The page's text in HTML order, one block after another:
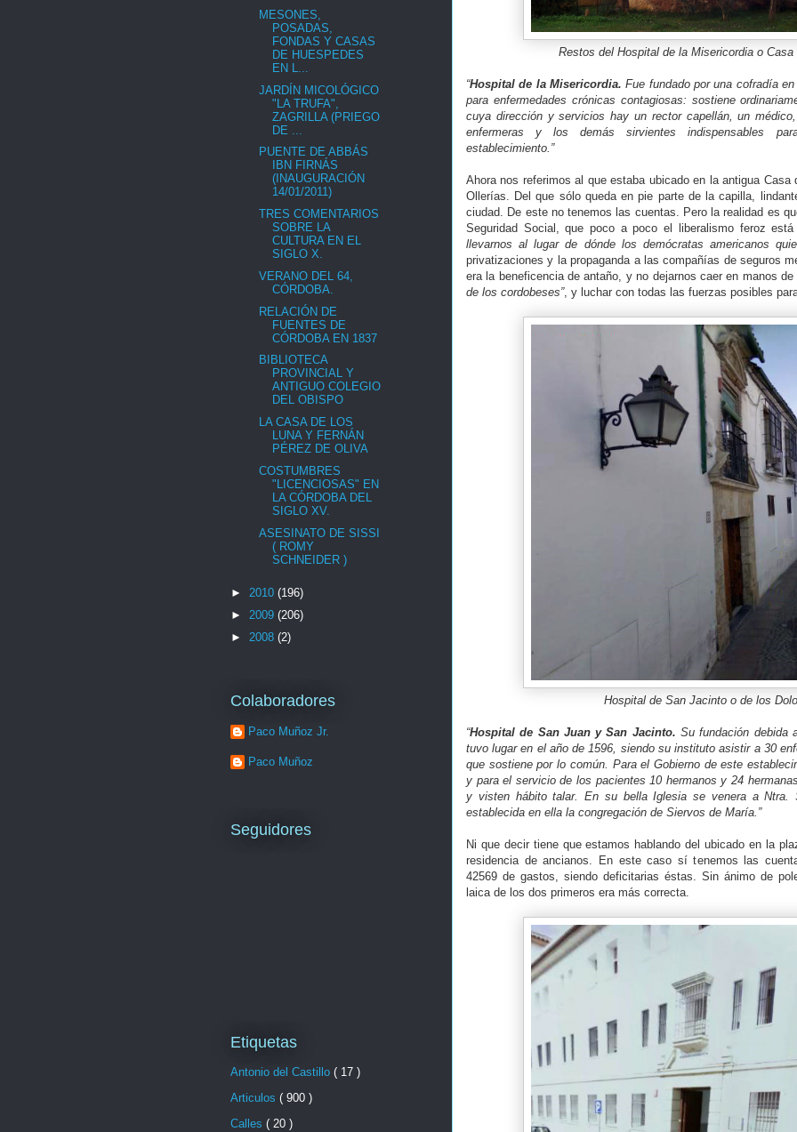
Restos del Hospital de la Misericordia o
“Hospital de la Misericordia. Fue fundado por una cofradía
para enfermedades crónicas contagiosas: sostiene
cuya dirección y servicios hay un rector capellán, un
enfermeras y los demás sirvientes indispensables
establecimiento.”
Ahora nos referimos al que estaba ubicado en la antigua
Ollerías. Del que sólo queda en pie parte de la capilla,
ciudad. De este no tenemos las cuentas. Pero la realidad es
Seguridad Social, que poco a poco el liberalismo feroz
llevarnos al lugar de dónde los demócratas americanos
privatizaciones y la propaganda a las compañías de seguros
era la beneficencia de antaño, y no dejarnos caer en manos
de los cordobeses”, y luchar con todas las fuerzas posibles
Hospital de San Jacinto o de los
“Hospital de San Juan y San Jacinto. Su fundación debida
tuvo lugar en el año de 1596, siendo su instituto asistir a 30
que sostiene por lo común. Para el Gobierno de este
y para el servicio de los pacientes 10 hermanos y 24
y visten hábito talar. En su bella Iglesia se venera a Ntra.
establecida en ella la congregación de Siervos de María.”
Ni que decir tiene que estamos hablando del ubicado en la
residencia de ancianos. En este caso sí tenemos las
42569 de gastos, siendo deficitarias éstas. Sin ánimo de
laica de los dos primeros era más correcta.
MESONES,
POSADAS,
FONDAS Y CASAS
DE HUESPEDES
EN L...
JARDÍN MICOLÓGICO
"LA TRUFA",
ZAGRILLA (PRIEGO
DE ...
PUENTE DE ABBÁS
IBN FIRNÁS
(INAUGURACIÓN
14/01/2011)
TRES COMENTARIOS
SOBRE LA
CULTURA EN EL
SIGLO X.
VERANO DEL 64,
CÓRDOBA.
RELACIÓN DE
FUENTES DE
CÓRDOBA EN 1837
BIBLIOTECA
PROVINCIAL Y
ANTIGUO COLEGIO
DEL OBISPO
LA CASA DE LOS
LUNA Y FERNÁN
PÉREZ DE OLIVA
COSTUMBRES
"LICENCIOSAS" EN
LA CÓRDOBA DEL
SIGLO XV.
ASESINATO DE SISSI
( ROMY
SCHNEIDER )
► 2010 (196)
► 2009 (206)
► 2008 (2)
Colaboradores
Paco Muñoz Jr.
Paco Muñoz
Seguidores
Etiquetas
Antonio del Castillo ( 17 )
Articulos ( 900 )
Calles ( 20 )